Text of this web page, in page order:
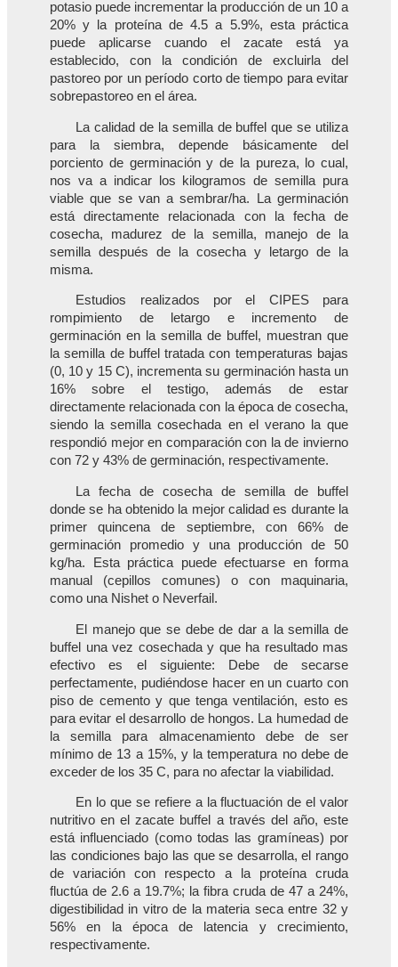
potasio puede incrementar la producción de un 10 a
20% y la proteína de 4.5 a 5.9%, esta práctica
puede aplicarse cuando el zacate está ya
establecido, con la condición de excluirla del
pastoreo por un período corto de tiempo para evitar
sobrepastoreo en el área.
La calidad de la semilla de buffel que se utiliza
para la siembra, depende básicamente del
porciento de germinación y de la pureza, lo cual,
nos va a indicar los kilogramos de semilla pura
viable que se van a sembrar/ha. La germinación
está directamente relacionada con la fecha de
cosecha, madurez de la semilla, manejo de la
semilla después de la cosecha y letargo de la
misma.
Estudios realizados por el CIPES para
rompimiento de letargo e incremento de
germinación en la semilla de buffel, muestran que
la semilla de buffel tratada con temperaturas bajas
(0, 10 y 15 C), incrementa su germinación hasta un
16% sobre el testigo, además de estar
directamente relacionada con la época de cosecha,
siendo la semilla cosechada en el verano la que
respondió mejor en comparación con la de invierno
con 72 y 43% de germinación, respectivamente.
La fecha de cosecha de semilla de buffel
donde se ha obtenido la mejor calidad es durante la
primer quincena de septiembre, con 66% de
germinación promedio y una producción de 50
kg/ha. Esta práctica puede efectuarse en forma
manual (cepillos comunes) o con maquinaria,
como una Nishet o Neverfail.
El manejo que se debe de dar a la semilla de
buffel una vez cosechada y que ha resultado mas
efectivo es el siguiente: Debe de secarse
perfectamente, pudiéndose hacer en un cuarto con
piso de cemento y que tenga ventilación, esto es
para evitar el desarrollo de hongos. La humedad de
la semilla para almacenamiento debe de ser
mínimo de 13 a 15%, y la temperatura no debe de
exceder de los 35 C, para no afectar la viabilidad.
En lo que se refiere a la fluctuación de el valor
nutritivo en el zacate buffel a través del año, este
está influenciado (como todas las gramíneas) por
las condiciones bajo las que se desarrolla, el rango
de variación con respecto a la proteína cruda
fluctúa de 2.6 a 19.7%; la fibra cruda de 47 a 24%,
digestibilidad in vitro de la materia seca entre 32 y
56% en la época de latencia y crecimiento,
respectivamente.